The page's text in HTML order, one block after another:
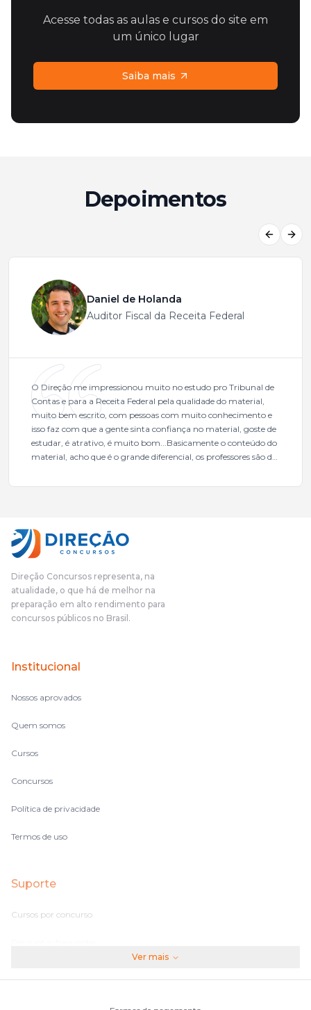
Acesse todas as aulas e cursos do site em
um único lugar
Saiba mais
Depoimentos
Daniel de Holanda
Auditor Fiscal da Receita Federal
O Direção me impressionou muito no estudo pro Tribunal de
Contas e para a Receita Federal pela qualidade do material,
muito bem escrito, com pessoas com muito conhecimento e
isso faz com que a gente sinta confiança no material, goste de
estudar, é atrativo, é muito bom...Basicamente o conteúdo do
material, acho que é o grande diferencial, os professores são de
mais excelentes cargos da administração pública.Eu sempre
fundamental na minha derrota no ano passado para que eu
pudesse enxergar o que eu errei e corrigir minha rota.E além
das aulas vocês(Direção Concursos), que fizeram um
o aluno, além de ter que estudar, ele tem que perder tempo
fazendo um cronograma, num pós- edital é muito
complicado, é uma avalanche de informação, então vocês
terem feito isso é muito bacana, porque quando eu me sentia
no volume de matérias.
Direção Concursos representa, na
atualidade, o que há de melhor na
preparação em alto rendimento para
concursos públicos no Brasil.
Institucional
Nossos aprovados
Quem somos
Cursos
Concursos
Política de privacidade
Termos de uso
Suporte
Cursos por concurso
Ver mais